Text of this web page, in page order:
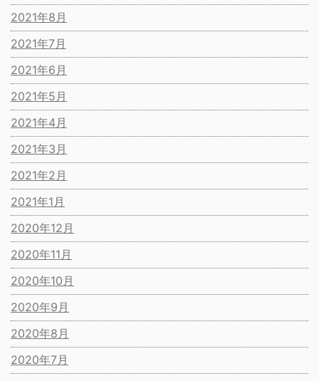
2021年8月
2021年7月
2021年6月
2021年5月
2021年4月
2021年3月
2021年2月
2021年1月
2020年12月
2020年11月
2020年10月
2020年9月
2020年8月
2020年7月